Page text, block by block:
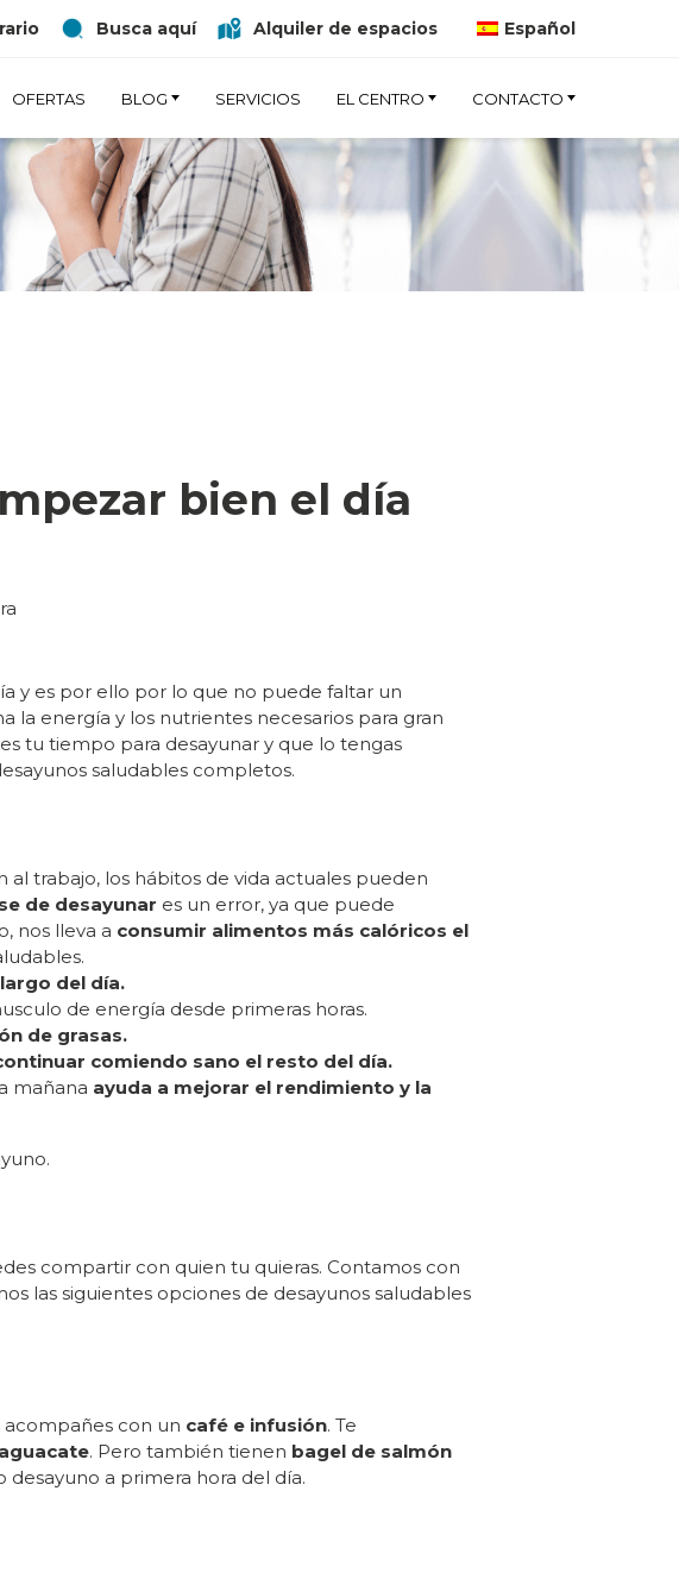
Busca aquí Alquiler de espacios Español
OFERTAS BLOG SERVICIOS EL CENTRO CONTACTO
bien el día
y es por ello por lo que no puede faltar un
la energía y los nutrientes necesarios para gran
tu tiempo para desayunar y que lo tengas
saludables completos.
al trabajo, los hábitos de vida actuales pueden
de desayunar es un error, ya que puede
nos lleva a consumir alimentos más calóricos el
del día.
de energía desde primeras horas.
de grasas.
comiendo sano el resto del día.
mañana ayuda a mejorar el rendimiento y la
compartir con quien tu quieras. Contamos con
las siguientes opciones de desayunos saludables
acompañes con un café e infusión. Te
. Pero también tienen bagel de salmón
a primera hora del día.